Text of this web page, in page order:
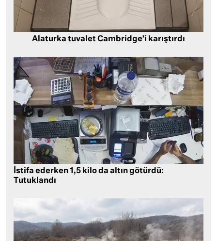
Alaturka tuvalet Cambridge’i karıştırdı
İstifa ederken 1,5 kilo da altın götürdü:
Tutuklandı